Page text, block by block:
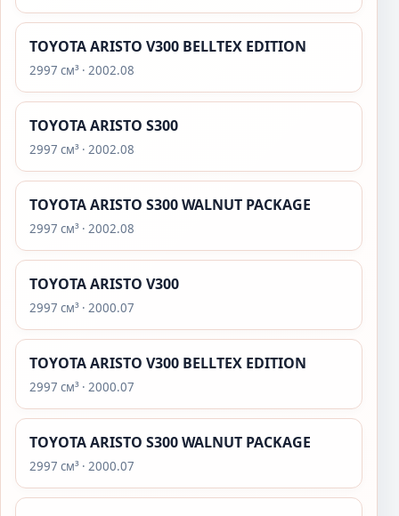
TOYOTA ARISTO V300 BELLTEX EDITION
2997 см³ · 2002.08
TOYOTA ARISTO S300
2997 см³ · 2002.08
TOYOTA ARISTO S300 WALNUT PACKAGE
2997 см³ · 2002.08
TOYOTA ARISTO V300
2997 см³ · 2000.07
TOYOTA ARISTO V300 BELLTEX EDITION
2997 см³ · 2000.07
TOYOTA ARISTO S300 WALNUT PACKAGE
2997 см³ · 2000.07